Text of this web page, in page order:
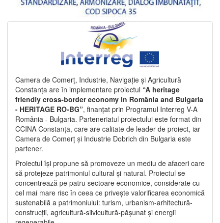
Camera de Comerț, Industrie, Navigație și Agricultură
Constanța are în implementare proiectul “A heritage
friendly cross-border economy in România and Bulgaria
- HERITAGE RO-BG”, finanțat prin Programul Interreg V-A
România - Bulgaria. Parteneriatul proiectului este format din
CCINA Constanța, care are calitate de leader de proiect, iar
Camera de Comerț și Industrie Dobrich din Bulgaria este
partener.
Proiectul își propune să promoveze un mediu de afaceri care
să protejeze patrimoniul cultural și natural. Proiectul se
concentrează pe patru sectoare economice, considerate cu
cel mai mare risc în ceea ce privește valorificarea economică
sustenabilă a patrimoniului: turism, urbanism-arhitectură-
construcții, agricultură-silvicultură-pășunat și energii